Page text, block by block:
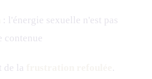
: l'énergie sexuelle n'est pas
contenue
de la
.